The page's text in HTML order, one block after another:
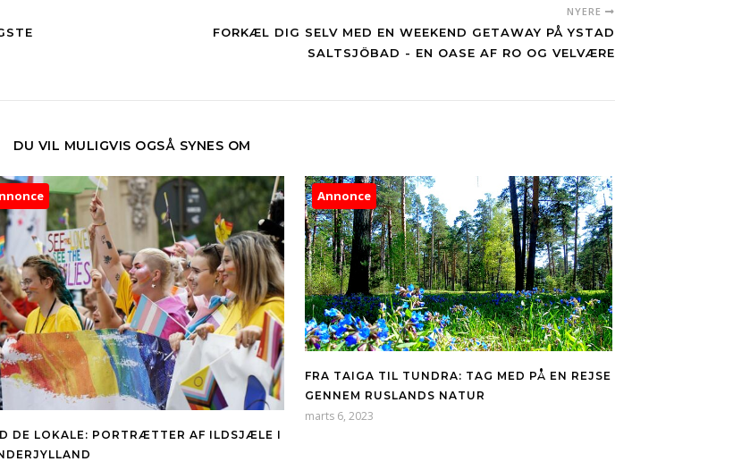
NYERE
FORKÆL DIG SELV MED EN WEEKEND GETAWAY PÅ YSTAD
SALTSJÖBAD - EN OASE AF RO OG VELVÆRE
DU VIL MULIGVIS OGSÅ SYNES OM
DE LOKALE: PORTRÆTTER AF ILDSJÆLE I
Annonce
FRA TAIGA TIL TUNDRA: TAG MED PÅ EN REJSE
GENNEM RUSLANDS NATUR
marts 6, 2023